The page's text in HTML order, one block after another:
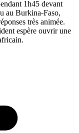
1h45 devant
au Burkina-Faso,
très animée.
espère ouvrir une